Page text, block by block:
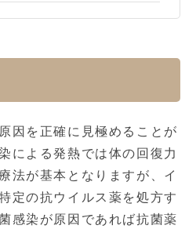
因を正確に見極めることが
による発熱では体の回復力
法が基本となりますが、イ
定の抗ウイルス薬を処方す
感染が原因であれば抗菌薬